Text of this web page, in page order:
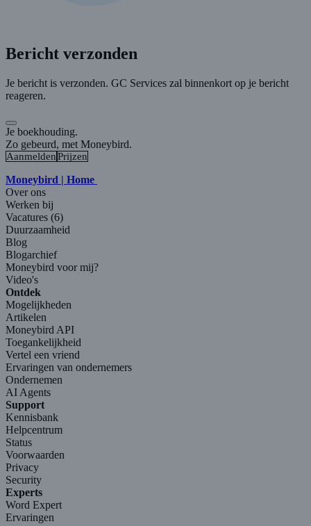
Bericht verzonden
Je bericht is verzonden. GC Services zal binnenkort op je bericht
reageren.